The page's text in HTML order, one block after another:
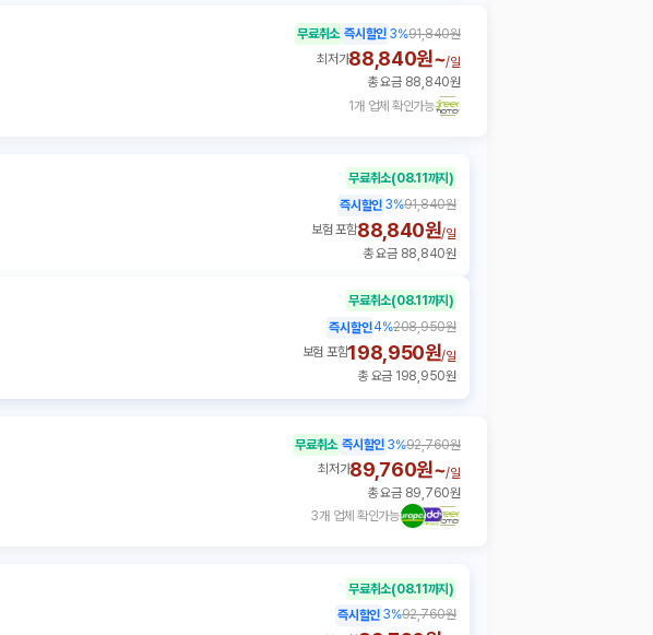
1개 업체 확인가능
무료취소 즉시할인 3%91,840원
최저가88,840원~/일
총 요금 88,840원
무료취소(08.11까지)
즉시할인 3%91,840원
보험 포함88,840원/일
총 요금 88,840원
무료취소(08.11까지)
즉시할인4%208,950원
보험 포함198,950원/일
총 요금 198,950원
3개 업체 확인가능
무료취소 즉시할인 3%92,760원
최저가89,760원~/일
총 요금 89,760원
무료취소(08.11까지)
즉시할인 3%92,760원